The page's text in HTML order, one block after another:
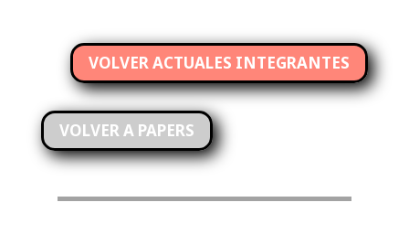
VOLVER ACTUALES INTEGRANTES
VOLVER A PAPERS